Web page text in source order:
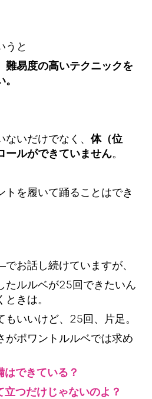
うと
難易度の高いテクニックを
いだけでなく、 体（位
ールができていません。
トを履いて踊ることはでき
お話し続けていますが、
たルルベが25回できたいん
きは。
いいけど、25回、片足。
がポワントルルベでは求め
できている？
つだけじゃないのよ？